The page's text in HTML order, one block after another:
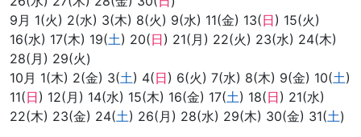
9月 1(火) 2(水) 3(木) 8(火) 9(水) 11(金) 13(日) 15(火)
16(水) 17(木) 19(土) 20(日) 21(月) 22(火) 23(水) 24(木)
28(月) 29(火)
10月 1(木) 2(金) 3(土) 4(日) 6(火) 7(水) 8(木) 9(金) 10(土)
11(日) 12(月) 14(水) 15(木) 16(金) 17(土) 18(日) 21(水)
22(木) 23(金) 24(土) 26(月) 28(水) 29(木) 30(金) 31(土)